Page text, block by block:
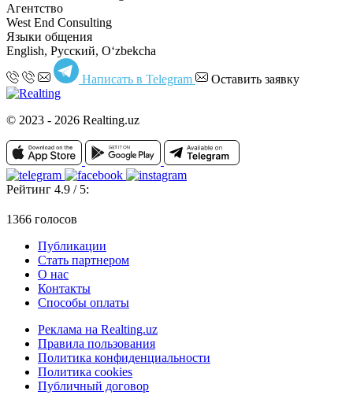
Агентство
West End Consulting
Языки общения
English, Русский, Oʻzbekcha
Написать в Telegram Оставить заявку
© 2023 - 2026 Realting.uz
Рейтинг 4.9 / 5:
1366 голосов
Публикации
Стать партнером
О нас
Контакты
Способы оплаты
Реклама на Realting.uz
Правила пользования
Политика конфиденциальности
Политика cookies
Публичный договор